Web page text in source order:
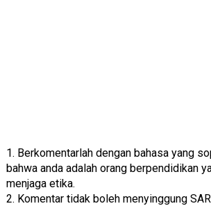
1. Berkomentarlah dengan bahasa yang
bahwa anda adalah orang berpendidikan
menjaga etika.
2. Komentar tidak boleh menyinggung